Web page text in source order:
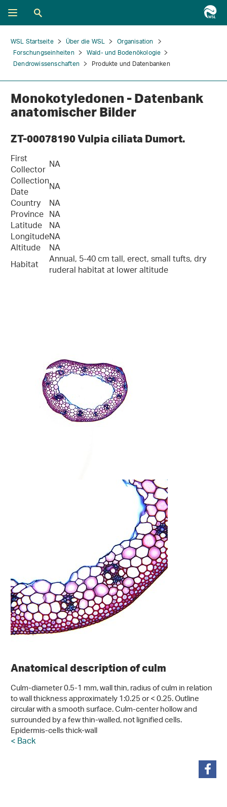
WSL Startseite Über die WSL
Organisation
Forschungseinheiten
Wald- und Bodenökologie
Dendrowissenschaften
Produkte und Datenbanken
Monokotyledonen - Datenbank
anatomischer Bilder
ZT-00078190 Vulpia ciliata Dumort.
First
Collector NA
Collection
Date
NA
Country NA
Province NA
Latitude NA
LongitudeNA
Altitude NA
Habitat
Annual, 5-40 cm tall, erect, small tufts, dry
ruderal habitat at lower altitude
Anatomical description of culm
Culm-diameter 0.5-1 mm, wall thin, radius of culm in relation
to wall thickness approximately 1:0.25 or < 0.25. Outline
circular with a smooth surface. Culm-center hollow and
surrounded by a few thin-walled, not lignified cells.
Epidermis-cells thick-wall
< Back